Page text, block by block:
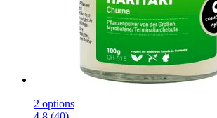
2 options